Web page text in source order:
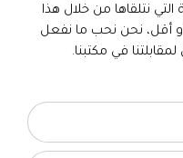
نتلقاها من خلال هذا
أقل، نحن نحب ما نفعل
في مكتبنا.